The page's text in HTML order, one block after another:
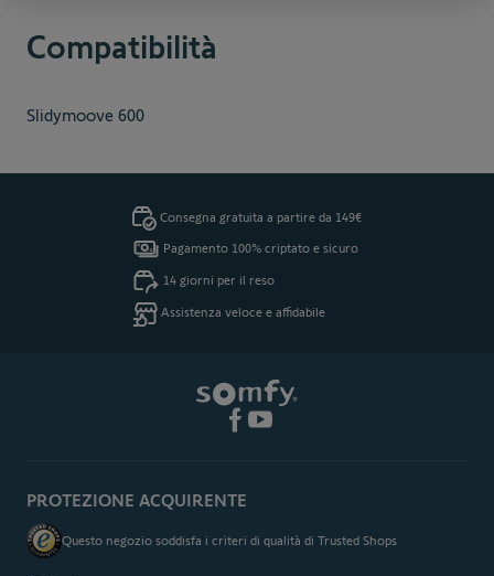
Compatibilità
Slidymoove 600
Consegna gratuita a partire da 149€
Pagamento 100% criptato e sicuro
14 giorni per il reso
Assistenza veloce e affidabile
PROTEZIONE ACQUIRENTE
Questo negozio soddisfa i criteri di qualità di Trusted Shops